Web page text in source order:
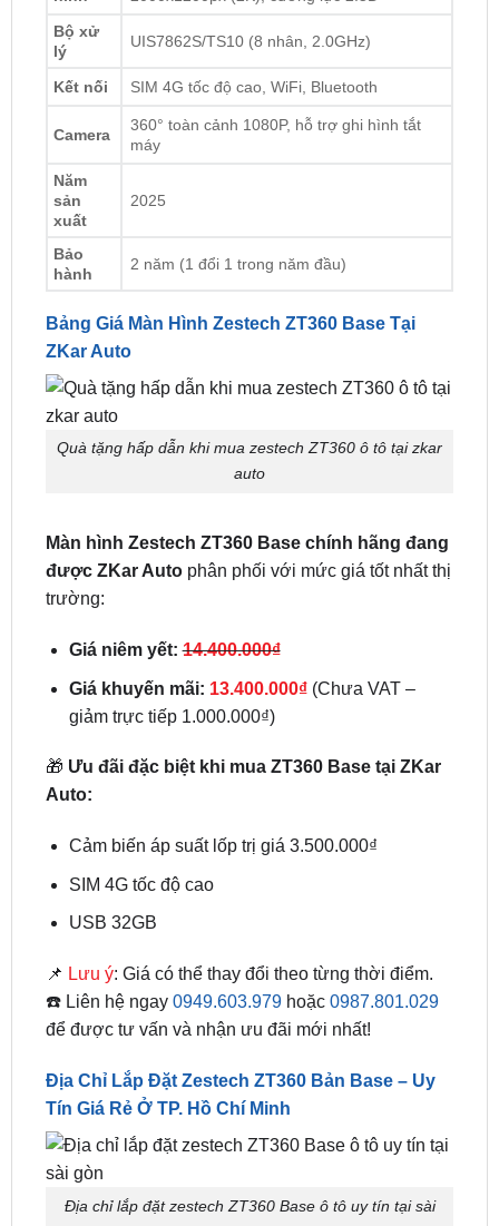
ROM
Màn
hình
2000x1200px (2K), cường lực 2.5D
lý
UIS7862S/TS10 (8 nhân, 2.0GHz)
Kết nối
Camera
Năm
Bảo
hành
2 năm (1 đổi 1 trong năm đầu)
Bảng Giá Màn Hình Zestech ZT360 Base Tại
ZKar Auto
Quà tặng hấp dẫn khi mua zestech ZT360 ô tô tại zkar
auto
được ZKar Auto phân phối với mức giá tốt nhất thị
trường:
Giá khuyến mãi:13.400.000₫ (Chưa VAT –
giảm trực tiếp 1.000.000₫)
🎁
Ưu đãi đặc biệt khi mua ZT360 Base tại ZKar
Auto:
Cảm biến áp suất lốp trị giá 3.500.000₫
SIM 4G tốc độ cao
USB 32GB
☎️ Liên hệ ngay0949.603.979hoặc0987.801.029
để được tư vấn và nhận ưu đãi mới nhất!
Địa Chỉ Lắp Đặt Zestech ZT360 Bản Base – Uy
Tín Giá Rẻ Ở TP. Hồ Chí Minh